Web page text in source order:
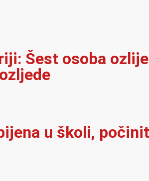
Šest osoba
u školi,